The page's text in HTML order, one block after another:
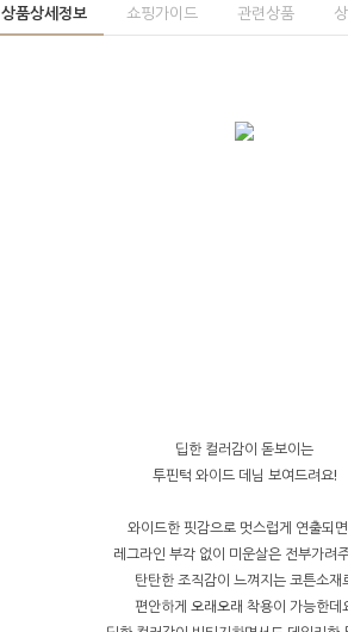
상품상세정보 쇼핑가이드 관련상품
딥한 컬러감이 돋보이는
투핀턱 와이드 데님 보여드려요!
와이드한 핏감으로 멋스럽게 연출되
레그라인 부각 없이 미운살은 전부가려
탄탄한 조직감이 느껴지는 코튼소재
편안하게 오래오래 착용이 가능한데